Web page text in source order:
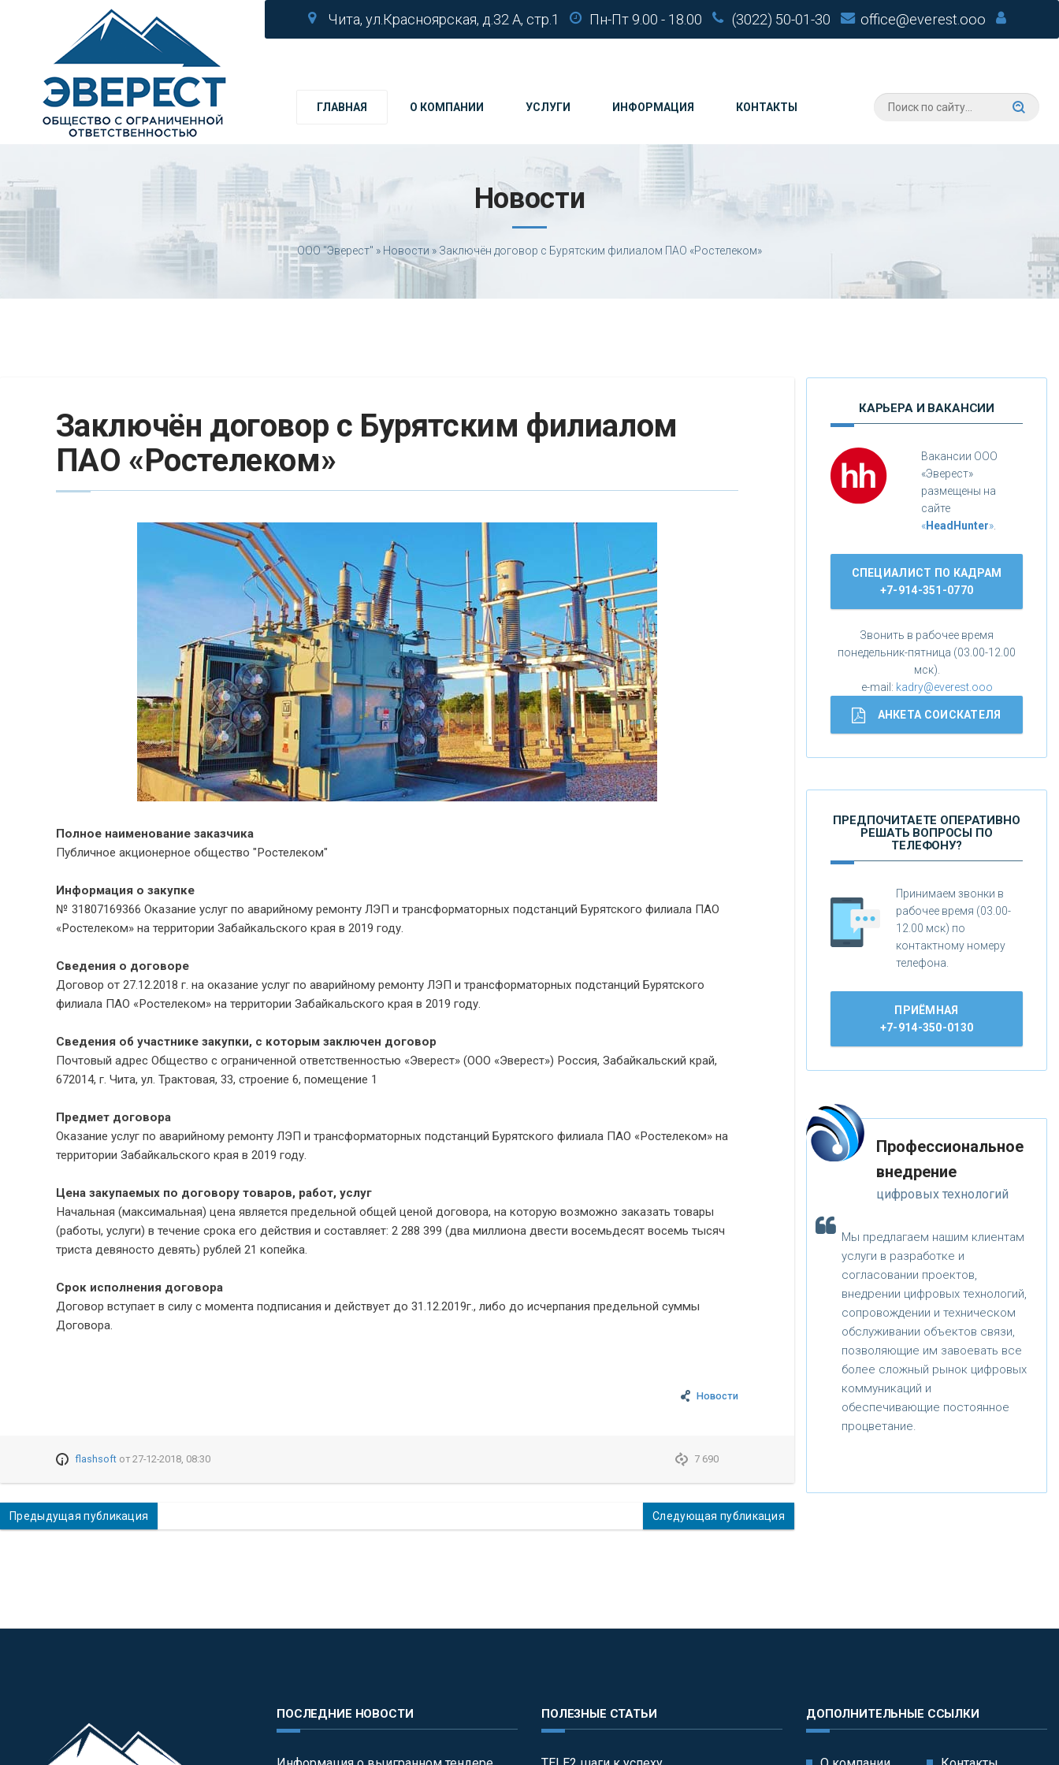
Чита, ул.Красноярская, д.32 А, стр.1 Пн-Пт 9.00 - 18.00 (3022) 50-01-30 office@everest.ooo
ГЛАВНАЯ О КОМПАНИИ УСЛУГИ ИНФОРМАЦИЯ КОНТАКТЫ
Новости
ООО "Эверест" » Новости » Заключён договор с Бурятским филиалом ПАО «Ростелеком»
Заключён договор с Бурятским филиалом
ПАО «Ростелеком»
Полное наименование заказчика
Публичное акционерное общество "Ростелеком"
Информация о закупке
№ 31807169366 Оказание услуг по аварийному ремонту ЛЭП и трансформаторных подстанций Бурятского филиала ПАО
«Ростелеком» на территории Забайкальского края в 2019 году.
Сведения о договоре
Договор от 27.12.2018 г. на оказание услуг по аварийному ремонту ЛЭП и трансформаторных подстанций Бурятского
филиала ПАО «Ростелеком» на территории Забайкальского края в 2019 году.
Сведения об участнике закупки, с которым заключен договор
Почтовый адрес Общество с ограниченной ответственностью «Эверест» (ООО «Эверест») Россия, Забайкальский край,
672014, г. Чита, ул. Трактовая, 33, строение 6, помещение 1
Предмет договора
Оказание услуг по аварийному ремонту ЛЭП и трансформаторных подстанций Бурятского филиала ПАО «Ростелеком» на
территории Забайкальского края в 2019 году.
Цена закупаемых по договору товаров, работ, услуг
Начальная (максимальная) цена является предельной общей ценой договора, на которую возможно заказать товары
(работы, услуги) в течение срока его действия и составляет: 2 288 399 (два миллиона двести восемьдесят восемь тысяч
триста девяносто девять) рублей 21 копейка.
Срок исполнения договора
Договор вступает в силу с момента подписания и действует до 31.12.2019г., либо до исчерпания предельной суммы
Договора.
Новости
7 690
flashsoftот 27-12-2018, 08:30
Предыдущая публикация Следующая публикация
КАРЬЕРА И ВАКАНСИИ
Вакансии ООО
«Эверест»
размещены на
сайте
«HeadHunter»
СПЕЦИАЛИСТ ПО КАДРАМ
+7-914-351-0770
Звонить в рабочее время
понедельник-пятница (03.00-12.00
мск).
e-mail: kadry@everest.ooo
АНКЕТА СОИСКАТЕЛЯ
ПРЕДПОЧИТАЕТЕ ОПЕРАТИВНО
РЕШАТЬ ВОПРОСЫ ПО
ТЕЛЕФОНУ?
Принимаем звонки в
рабочее время (03.00-
12.00 мск) по
контактному номеру
телефона.
ПРИЁМНАЯ
+7-914-350-0130
Профессиональное
внедрение
цифровых технологий
Мы предлагаем нашим клиентам
услуги в разработке и
согласовании проектов,
внедрении цифровых технологий,
сопровождении и техническом
обслуживании объектов связи,
позволяющие им завоевать все
более сложный рынок цифровых
коммуникаций и
обеспечивающие постоянное
процветание.
ПОСЛЕДНИЕ НОВОСТИ ПОЛЕЗНЫЕ СТАТЬИ ДОПОЛНИТЕЛЬНЫЕ ССЫЛКИ